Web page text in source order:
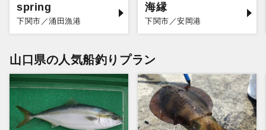
spring
下関市／涌田漁港
海縁
下関市／安岡港
山口県の人気船釣りプラン